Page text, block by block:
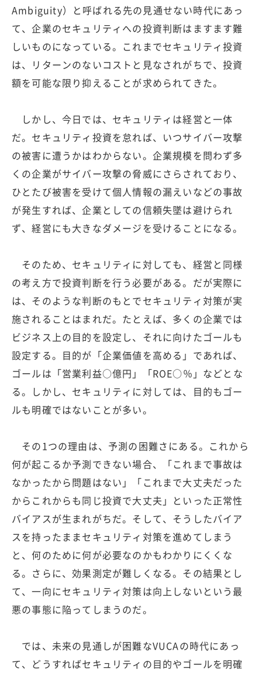
Ambiguity）と呼ばれる先の見通せない時代にあっ
て、企業のセキュリティへの投資判断はますます難
しいものになっている。これまでセキュリティ投資
は、リターンのないコストと見なされがちで、投資
額を可能な限り抑えることが求められてきた。
しかし、今日では、セキュリティは経営と一体
だ。セキュリティ投資を怠れば、いつサイバー攻撃
の被害に遭うかはわからない。企業規模を問わず多
くの企業がサイバー攻撃の脅威にさらされており、
ひとたび被害を受けて個人情報の漏えいなどの事故
が発生すれば、企業としての信頼失墜は避けられ
ず、経営にも大きなダメージを受けることになる。
そのため、セキュリティに対しても、経営と同様
の考え方で投資判断を行う必要がある。だが実際に
は、そのような判断のもとでセキュリティ対策が実
施されることはまれだ。たとえば、多くの企業では
ビジネス上の目的を設定し、それに向けたゴールも
設定する。目的が「企業価値を高める」であれば、
ゴールは「営業利益○億円」「ROE○％」などとな
る。しかし、セキュリティに対しては、目的もゴー
ルも明確ではないことが多い。
その1つの理由は、予測の困難さにある。これから
何が起こるか予測できない場合、「これまで事故は
なかったから問題はない」「これまで大丈夫だった
からこれからも同じ投資で大丈夫」といった正常性
バイアスが生まれがちだ。そして、そうしたバイア
スを持ったままセキュリティ対策を進めてしまう
と、何のために何が必要なのかもわかりにくくな
る。さらに、効果測定が難しくなる。その結果とし
て、一向にセキュリティ対策は向上しないという最
悪の事態に陥ってしまうのだ。
では、未来の見通しが困難なVUCAの時代にあっ
て、どうすればセキュリティの目的やゴールを明確